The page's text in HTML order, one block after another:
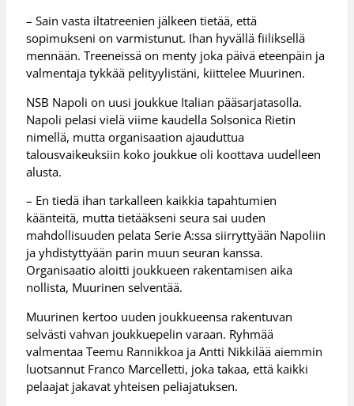
– Sain vasta iltatreenien jälkeen tietää, että
sopimukseni on varmistunut. Ihan hyvällä fiiliksellä
mennään. Treeneissä on menty joka päivä eteenpäin ja
valmentaja tykkää pelityylistäni, kiittelee Muurinen.
NSB Napoli on uusi joukkue Italian pääsarjatasolla.
Napoli pelasi vielä viime kaudella Solsonica Rietin
nimellä, mutta organisaation ajauduttua
talousvaikeuksiin koko joukkue oli koottava uudelleen
alusta.
– En tiedä ihan tarkalleen kaikkia tapahtumien
käänteitä, mutta tietääkseni seura sai uuden
mahdollisuuden pelata Serie A:ssa siirryttyään Napoliin
ja yhdistyttyään parin muun seuran kanssa.
Organisaatio aloitti joukkueen rakentamisen aika
nollista, Muurinen selventää.
Muurinen kertoo uuden joukkueensa rakentuvan
selvästi vahvan joukkuepelin varaan. Ryhmää
valmentaa Teemu Rannikkoa ja Antti Nikkilää aiemmin
luotsannut Franco Marcelletti, joka takaa, että kaikki
pelaajat jakavat yhteisen peliajatuksen.